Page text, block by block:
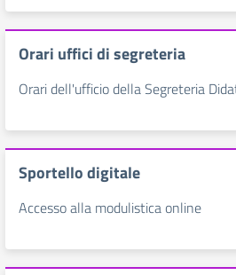
Orari uffici di segreteria
Orari dell'ufficio della Segreteria
Sportello digitale
Accesso alla modulistica online